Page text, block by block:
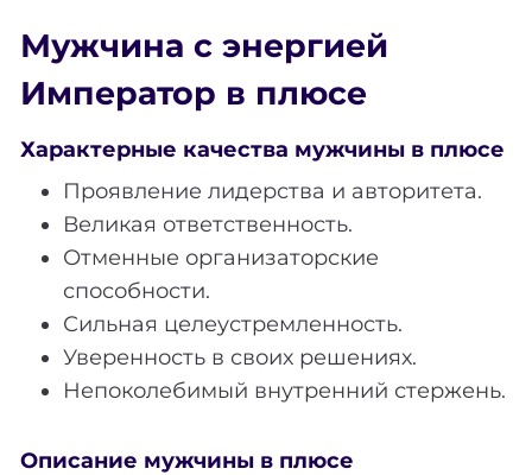
Мужчина с энергией
Император в плюсе
Характерные качества мужчины в плюсе
Проявление лидерства и авторитета.
Великая ответственность.
Отменные организаторские
способности.
Сильная целеустремленность.
Уверенность в своих решениях.
Непоколебимый внутренний стержень.
Описание мужчины в плюсе